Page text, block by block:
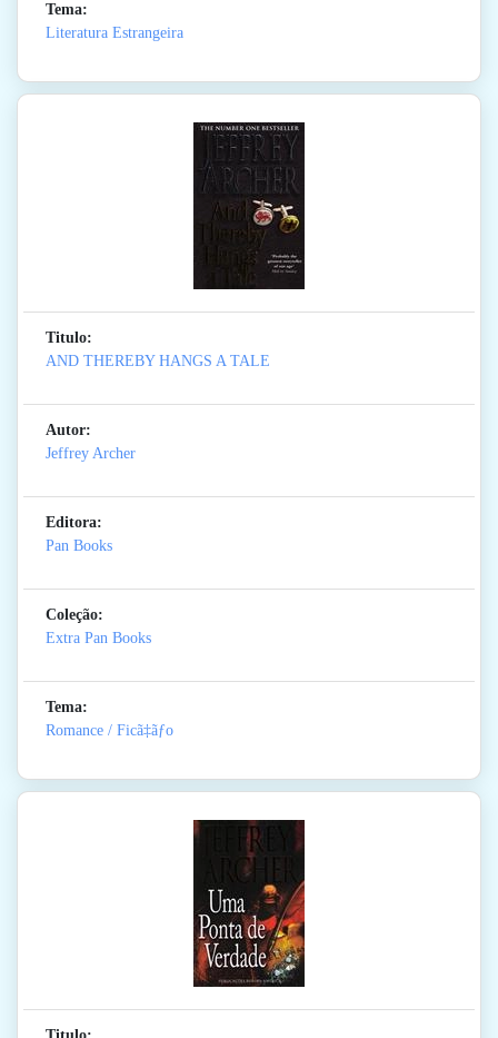
Tema:
Literatura Estrangeira
Titulo:
AND THEREBY HANGS A TALE
Autor:
Jeffrey Archer
Editora:
Pan Books
Coleção:
Extra Pan Books
Tema:
Romance / Ficã‡ãƒo